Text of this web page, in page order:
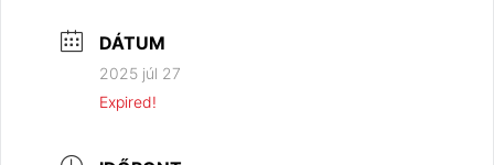
DÁTUM
2025 júl 27
Expired!